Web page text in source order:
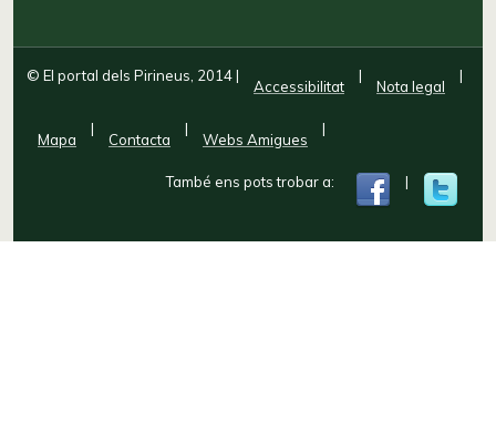
© El portal dels Pirineus, 2014|
Accessibilitat
|
Nota legal
|
Mapa
|
Contacta
|
Webs Amigues
|
També ens pots trobar a: |